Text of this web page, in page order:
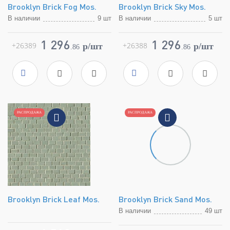
Brooklyn Brick Fog Mos.
В наличии
9 шт
FAP Ceramiche
Страна
Италия
Размер
Цвет
серый
Поверхность
глянцевая
Артикул
1 296 .86 p/шт
+26389
Brooklyn Brick Sky Mos.
В наличии
5 шт
FAP Ceramiche
Страна
Италия
Размер
Цвет
голубой
Поверхность
глянцевая
Артикул
1 296 .86 p/шт
+26388
РАСПРОДАЖА
Brooklyn Brick Leaf Mos.
РАСПРОДАЖА
Brooklyn Brick Sand Mos.
В наличии
49 шт